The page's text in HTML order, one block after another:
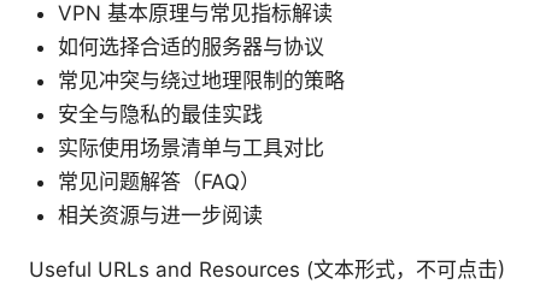
VPN 基本原理与常见指标解读
如何选择合适的服务器与协议
常见冲突与绕过地理限制的策略
安全与隐私的最佳实践
实际使用场景清单与工具对比
常见问题解答（FAQ）
相关资源与进一步阅读
Useful URLs and Resources (文本形式，不可点击)